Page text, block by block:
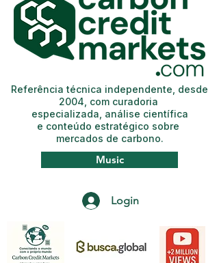
Login
Music
Referência técnica independente, desde
2004, com curadoria
especializada, análise científica
e conteúdo estratégico sobre
mercados de carbono.